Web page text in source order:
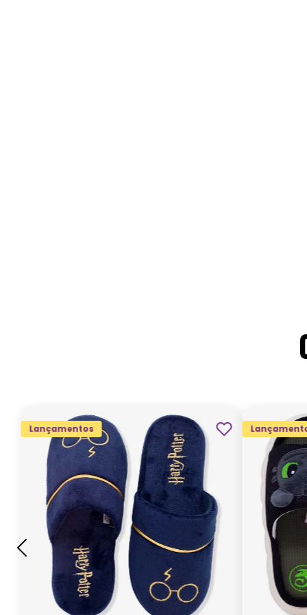
Lançamentos
G GG M P
ADICIONAR AO